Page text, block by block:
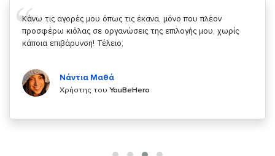
Σας ευχαριστώ που μας δίνετε την δυνατότητα να κάνουμε
κάτι!
Χρήστης τουYouBeHero